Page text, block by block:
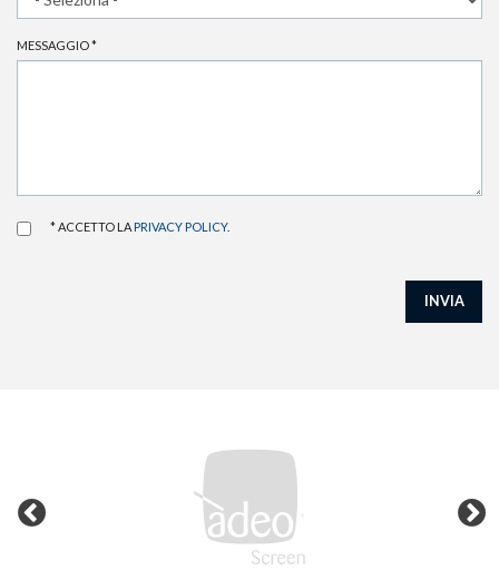
MESSAGGIO*
* ACCETTO LA PRIVACY POLICY.
INVIA